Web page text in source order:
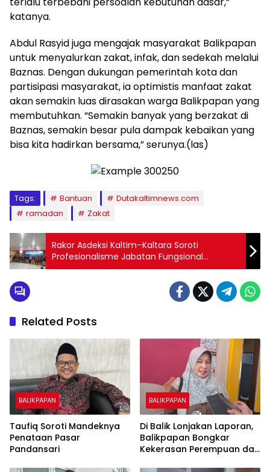
katanya.
Abdul Rasyid juga mengajak masyarakat Balikpapan
untuk menyalurkan zakat, infak, dan sedekah melalui
Baznas. Dengan dukungan pemerintah kota dan
partisipasi masyarakat, ia optimistis manfaat zakat
akan semakin luas dirasakan warga Balikpapan yang
membutuhkan. “Semakin banyak yang berzakat di
Baznas, semakin besar pula dampak kebaikan yang
bisa kita hadirkan bersama,” serunya.(las)
Tags: Bantuan
Dutakaltimnews.com
ramadan
Zakat
Rakor Asdeksi Kaltim–Kaltara Soroti
Profesionalisme Jabatan Fungsional
Sekretariat DPRD
Related Posts
BALIKPAPAN
Taufiq Soroti Mandeknya
Penataan Pasar
Pandansari
BALIKPAPAN
Di Balik Lonjakan Laporan,
Balikpapan Bongkar
Kekerasan Perempuan dan